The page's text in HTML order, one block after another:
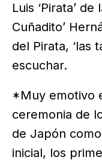
Luis ‘Pirata’
Cuñadito’
del Pirata, ‘las
escuchar.
*Muy emotivo
ceremonia de
de Japón
inicial, los